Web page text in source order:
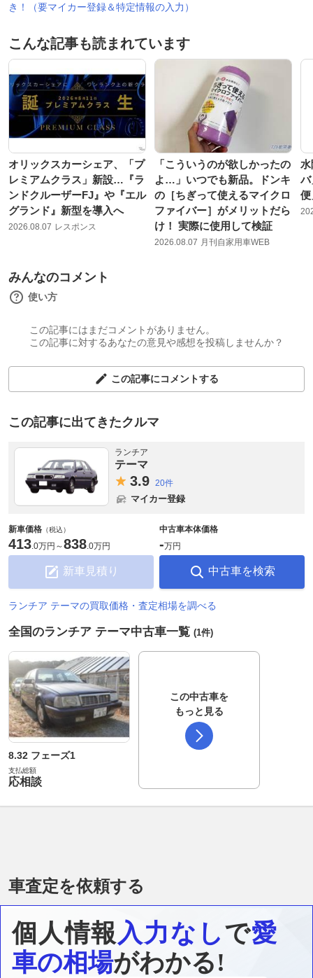
き！（要マイカー登録＆特定情報の入力）
こんな記事も読まれています
オリックスカーシェア、「プ
レミアムクラス」新設…『ラ
ンドクルーザーFJ』や『エル
グランド』新型を導入へ
2026.08.07 レスポンス
「こういうのが欲しかったの
よ…」いつでも新品。ドンキ
の［ちぎって使えるマイクロ
ファイバー］がメリットだら
け！ 実際に使用して検証
2026.08.07 月刊自家用車WEB
バ
みんなのコメント
使い方
この記事にはまだコメントがありません。
この記事に対するあなたの意見や感想を投稿しませんか？
この記事にコメントする
この記事に出てきたクルマ
ランチア
テーマ
3.9 20件
マイカー登録
新車価格 （税込）
413.0万円 ～838.0万円
新車見積り
中古車本体価格
-万円
中古車を検索
ランチア テーマの買取価格・査定相場を調べる
全国のランチア テーマ中古車一覧 (1件)
8.32 フェーズ1
支払総額
応相談
この中古車を
もっと見る
車査定を依頼する
個人情報入力なしで愛
車の相場がわかる!